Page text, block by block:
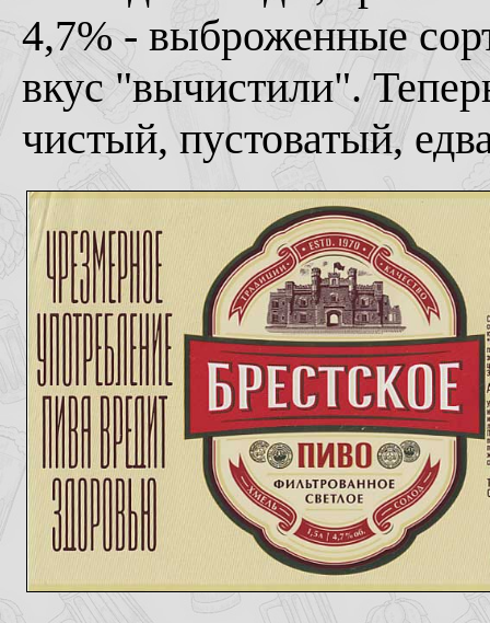
4,7% - выброженные
вкус "вычистили".
чистый, пустоватый,